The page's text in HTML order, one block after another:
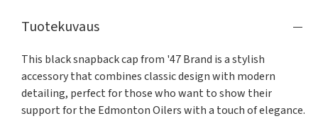
Tuotekuvaus
This black snapback cap from '47 Brand is a stylish
accessory that combines classic design with modern
detailing, perfect for those who want to show their
support for the Edmonton Oilers with a touch of elegance.